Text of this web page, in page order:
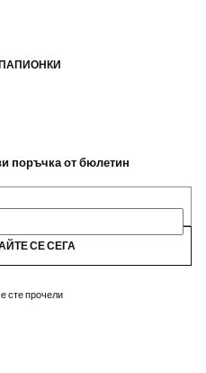
поръчка от бюлетин
СЕ СЕГА
сте прочели